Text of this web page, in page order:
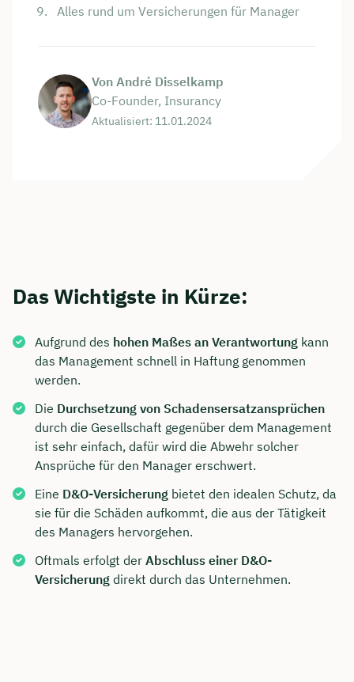
Alles rund um Versicherungen für Manager
Von André Disselkamp
Co-Founder, Insurancy
Aktualisiert: 11.01.2024
Das Wichtigste in Kürze:
Aufgrund des hohen Maßes an Verantwortung kann
das Management schnell in Haftung genommen
werden.
Die Durchsetzung von Schadensersatzansprüchen
durch die Gesellschaft gegenüber dem Management
ist sehr einfach, dafür wird die Abwehr solcher
Ansprüche für den Manager erschwert.
Eine D&O-Versicherung bietet den idealen Schutz, da
sie für die Schäden aufkommt, die aus der Tätigkeit
des Managers hervorgehen.
Oftmals erfolgt der Abschluss einer D&O-
Versicherung direkt durch das Unternehmen.